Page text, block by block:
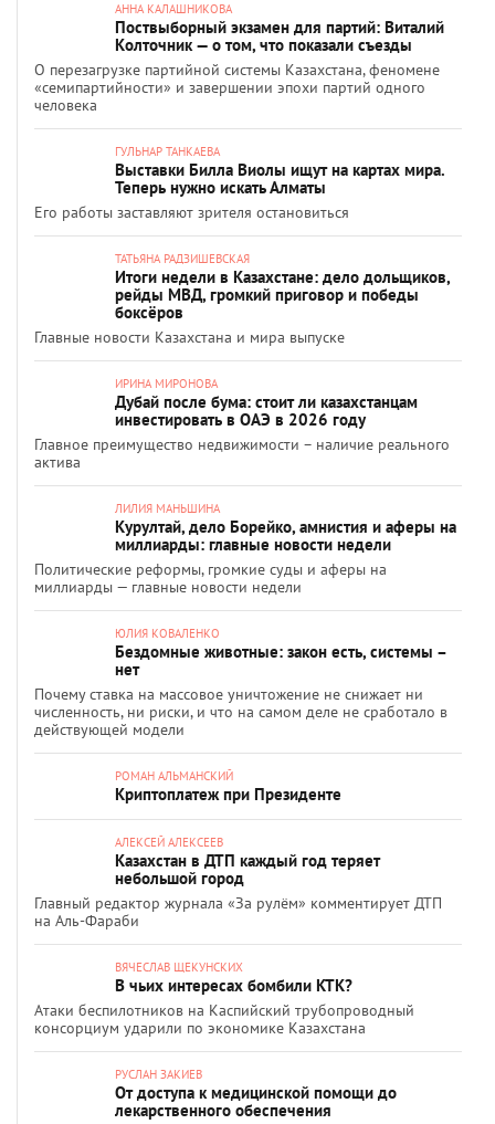
АННА КАЛАШНИКОВА
Поствыборный экзамен для партий: Виталий
Колточник — о том, что показали съезды
О перезагрузке партийной системы Казахстана, феномене
«семипартийности» и завершении эпохи партий одного
человека
ГУЛЬНАР ТАНКАЕВА
Выставки Билла Виолы ищут на картах мира.
Теперь нужно искать Алматы
Его работы заставляют зрителя остановиться
ТАТЬЯНА РАДЗИШЕВСКАЯ
Итоги недели в Казахстане: дело дольщиков,
рейды МВД, громкий приговор и победы
боксёров
Главные новости Казахстана и мира выпуске
ИРИНА МИРОНОВА
Дубай после бума: стоит ли казахстанцам
инвестировать в ОАЭ в 2026 году
Главное преимущество недвижимости – наличие реального
актива
ЛИЛИЯ МАНЬШИНА
Курултай, дело Борейко, амнистия и аферы на
миллиарды: главные новости недели
Политические реформы, громкие суды и аферы на
миллиарды — главные новости недели
ЮЛИЯ КОВАЛЕНКО
Бездомные животные: закон есть, системы –
нет
Почему ставка на массовое уничтожение не снижает ни
численность, ни риски, и что на самом деле не сработало в
действующей модели
РОМАН АЛЬМАНСКИЙ
Криптоплатеж при Президенте
АЛЕКСЕЙ АЛЕКСЕЕВ
Казахстан в ДТП каждый год теряет
небольшой город
Главный редактор журнала «За рулём» комментирует ДТП
на Аль-Фараби
ВЯЧЕСЛАВ ЩЕКУНСКИХ
В чьих интересах бомбили КТК?
Атаки беспилотников на Каспийский трубопроводный
консорциум ударили по экономике Казахстана
РУСЛАН ЗАКИЕВ
От доступа к медицинской помощи до
лекарственного обеспечения